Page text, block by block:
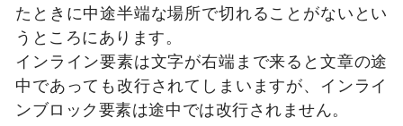
たときに中途半端な場所で切れることがないとい
うところにあります。
インライン要素は文字が右端まで来ると文章の途
中であっても改行されてしまいますが、インライ
ンブロック要素は途中では改行されません。